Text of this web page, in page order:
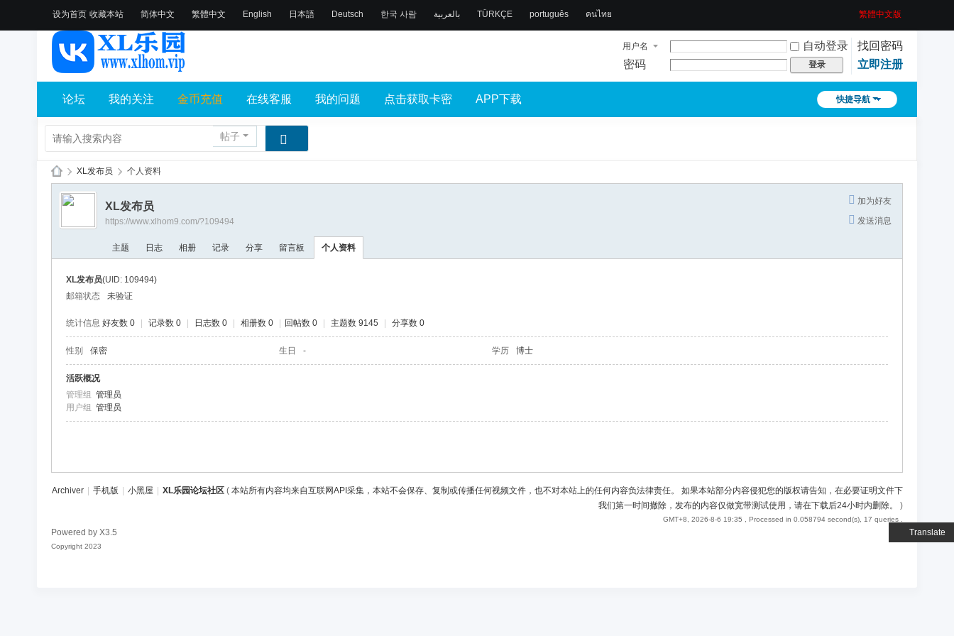
设为首页 收藏本站
Translate
简体中文 繁體中文 English 日本語 Deutsch 한국 사람 بالعربية TÜRKÇE português คนไทย 繁體中文版
用户名 自动登录
找回密码
密码
登录 立即注册
快捷导航
论坛 我的关注 金币充值 在线客服 我的问题 点击获取卡密 APP下载
帖子
X
乐
› XL发布员 › 个人资料
加为好友
发送消息
XL发布员
https://www.xlhom9.com/?109494
主题 日志 相册 记录 分享 留言板 个人资料
XL发布员(UID: 109494)
邮箱状态
未验证
统计信息 好友数 0 记录数 0 日志数 0 相册数 0 回帖数 0 主题数 9145 分享数 0
性别 保密 生日 - 学历 博士
活跃概况
管理组 管理员
用户组 管理员
Archiver 手机版 小黑屋 XL乐园论坛社区 ( 本站所有内容均来自互联网API采集，本站不会保存、复制或传播任何视频文件，也不对本站上的任何内容负法律责任。 如果本站部分内容侵犯您的版权请告知，在必要证明文件下
我们第一时间撤除，发布的内容仅做宽带测试使用，请在下载后24小时内删除。
)
GMT+8, 2026-8-6 19:35 , Processed in 0.058794 second(s), 17 queries .
Powered by X3.5
Copyright 2023